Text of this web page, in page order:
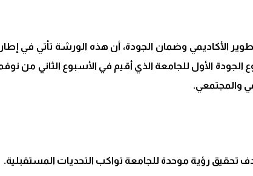
الأكاديمي وضمان الجودة، أن هذه الورشة تأتي في إطار
الجودة الأول للجامعة الذي أقيم في الأسبوع الثاني من
والمجتمعي.
رؤية موحدة للجامعة تواكب التحديات المستقبلية.